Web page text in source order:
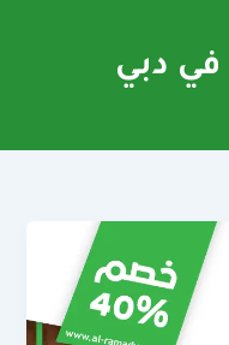
في دبي